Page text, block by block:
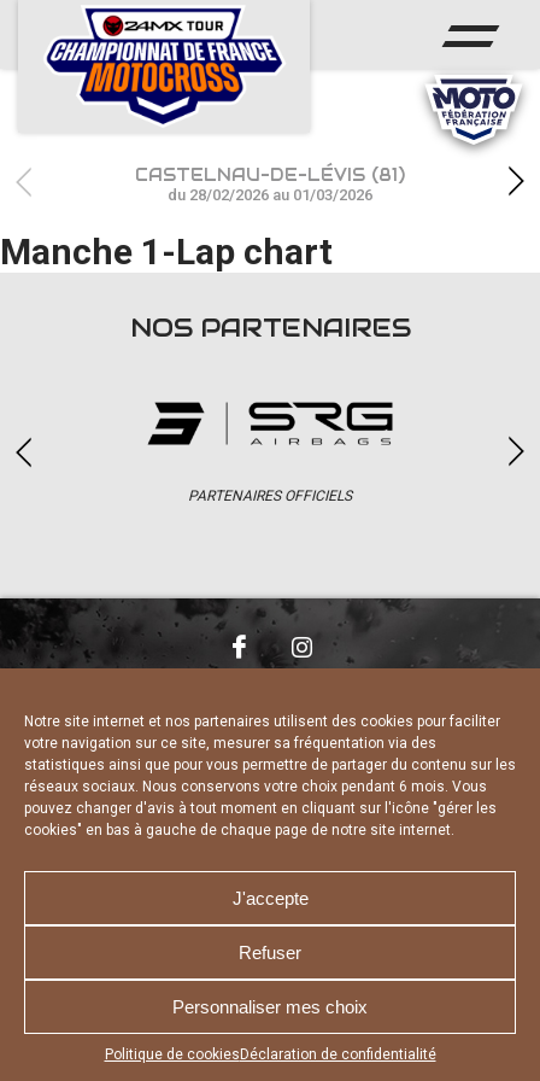
Notre site internet et nos partenaires utilisent des cookies pour faciliter
votre navigation sur ce site, mesurer sa fréquentation via des
statistiques ainsi que pour vous permettre de partager du contenu sur les
réseaux sociaux. Nous conservons votre choix pendant 6 mois. Vous
pouvez changer d'avis à tout moment en cliquant sur l'icône "gérer les
cookies" en bas à gauche de chaque page de notre site internet.
J'accepte
Refuser
Personnaliser mes choix
Politique de cookies Déclaration de confidentialité
Appuyez sur le bouton partager en bas de votre
ACCUEIL
ACTUS
CALENDRIER
RÉSULTATS
PHOTOS / WEB TV
CASTELNAU-DE-LÉVIS (81)
du 28/02/2026 au 01/03/2026
Manche 1-Lap chart
NOS PARTENAIRES
PARTENAIRES OFFICIELS
CHARTE DE CONFIDENTIALITÉ
DÉCLARATION DE CONFIDENTIALITÉ
POLITIQUE D’UTILISATION DES COOKIES
RÉALISÉ PAR L’AGENCE WEB A3 WEB